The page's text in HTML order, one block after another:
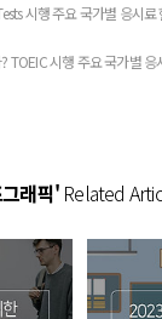
시행 주요 국가별 응시료
TOEIC 시행 주요 국가별
래픽' Related